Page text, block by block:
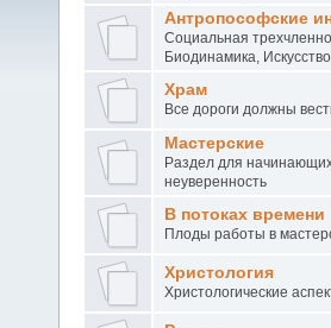
Антропософские
Социальная
Биодинамика,
Храм
Все дороги должны
Мастерские
Раздел для
неуверенность
В потоках времени
Плоды работы в
Христология
Христологические